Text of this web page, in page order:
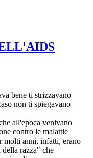
bene ti strizzavano
non ti spiegavano
all'epoca venivano
contro le malattie
molti anni, infatti, erano
della razza" che